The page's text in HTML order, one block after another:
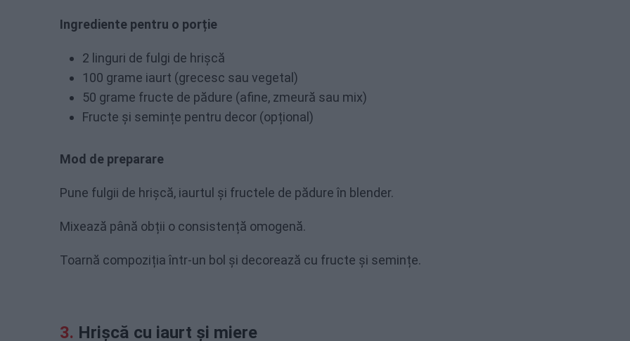
Ingrediente pentru o porție
2 linguri de fulgi de hrișcă
100 grame iaurt (grecesc sau vegetal)
50 grame fructe de pădure (afine, zmeură sau mix)
Fructe și semințe pentru decor (opțional)
Mod de preparare
Pune fulgii de hrișcă, iaurtul și fructele de pădure în blender.
Mixează până obții o consistență omogenă.
Toarnă compoziția într-un bol și decorează cu fructe și semințe.
Hrișcă cu iaurt și miere